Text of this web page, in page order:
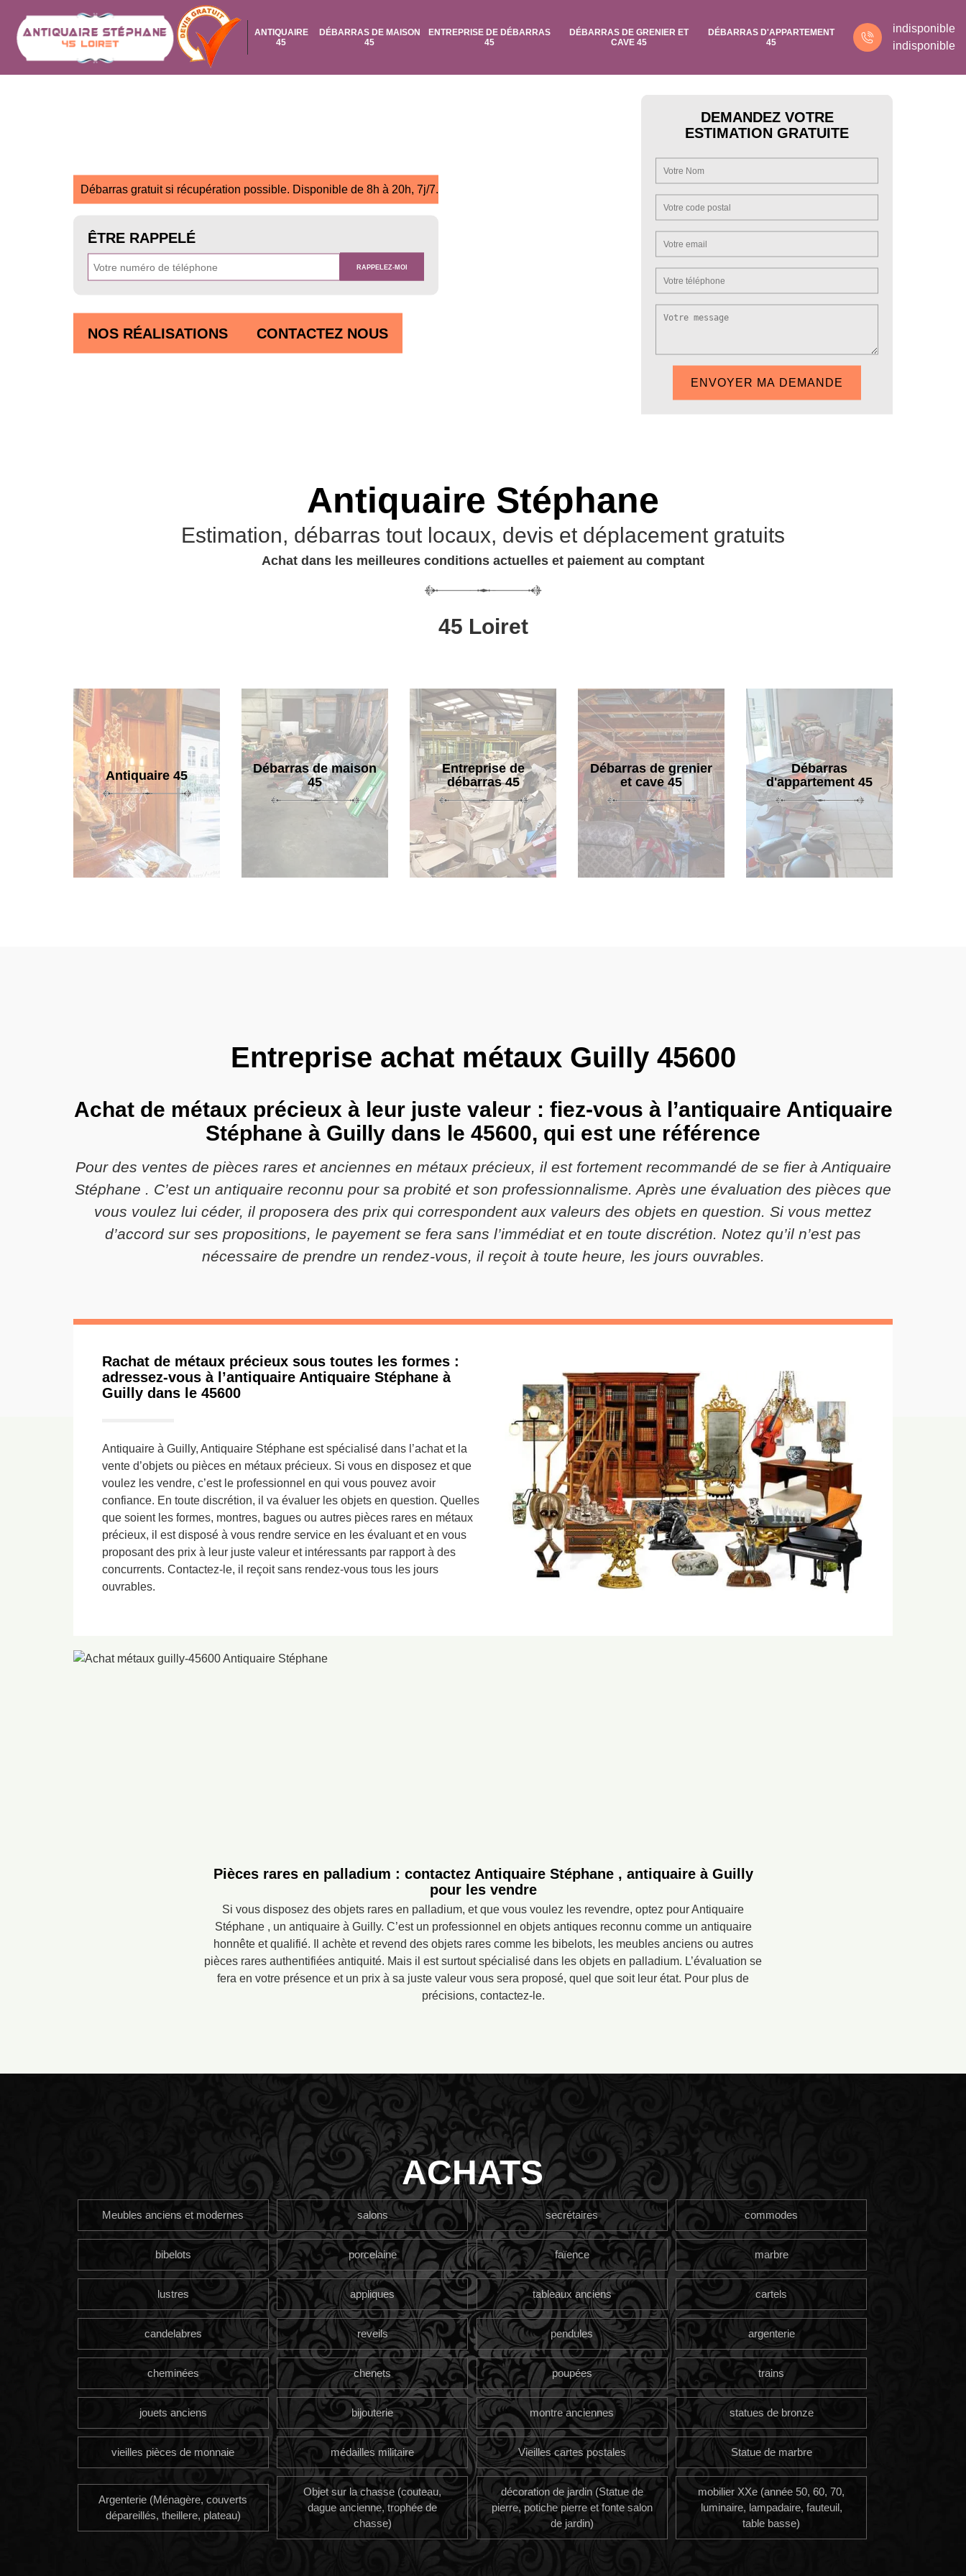
ANTIQUAIRE
45
DÉBARRAS DE MAISON
45
ENTREPRISE DE DÉBARRAS
45
DÉBARRAS DE GRENIER ET
CAVE 45
DÉBARRAS D'APPARTEMENT
45
indisponible
indisponible
Débarras gratuit si récupération possible. Disponible de 8h à 20h, 7j/7.
ÊTRE RAPPELÉ
NOS RÉALISATIONS CONTACTEZ NOUS
DEMANDEZ VOTRE
ESTIMATION GRATUITE
Antiquaire Stéphane
Estimation, débarras tout locaux, devis et déplacement gratuits
Achat dans les meilleures conditions actuelles et paiement au comptant
45 Loiret
Antiquaire 45
Débarras de maison
45
Entreprise de
débarras 45
Débarras de grenier
et cave 45
Débarras
d'appartement 45
Entreprise achat métaux Guilly 45600
Achat de métaux précieux à leur juste valeur : fiez-vous à l’antiquaire Antiquaire
Stéphane à Guilly dans le 45600, qui est une référence
Pour des ventes de pièces rares et anciennes en métaux précieux, il est fortement recommandé de se fier à Antiquaire
Stéphane . C’est un antiquaire reconnu pour sa probité et son professionnalisme. Après une évaluation des pièces que
vous voulez lui céder, il proposera des prix qui correspondent aux valeurs des objets en question. Si vous mettez
d’accord sur ses propositions, le payement se fera sans l’immédiat et en toute discrétion. Notez qu’il n’est pas
nécessaire de prendre un rendez-vous, il reçoit à toute heure, les jours ouvrables.
Rachat de métaux précieux sous toutes les formes :
adressez-vous à l’antiquaire Antiquaire Stéphane à
Guilly dans le 45600
Antiquaire à Guilly, Antiquaire Stéphane est spécialisé dans l’achat et la
vente d’objets ou pièces en métaux précieux. Si vous en disposez et que
voulez les vendre, c’est le professionnel en qui vous pouvez avoir
confiance. En toute discrétion, il va évaluer les objets en question. Quelles
que soient les formes, montres, bagues ou autres pièces rares en métaux
précieux, il est disposé à vous rendre service en les évaluant et en vous
proposant des prix à leur juste valeur et intéressants par rapport à des
concurrents. Contactez-le, il reçoit sans rendez-vous tous les jours
ouvrables.
Pièces rares en palladium : contactez Antiquaire Stéphane , antiquaire à Guilly
pour les vendre
Si vous disposez des objets rares en palladium, et que vous voulez les revendre, optez pour Antiquaire
Stéphane , un antiquaire à Guilly. C’est un professionnel en objets antiques reconnu comme un antiquaire
honnête et qualifié. Il achète et revend des objets rares comme les bibelots, les meubles anciens ou autres
pièces rares authentifiées antiquité. Mais il est surtout spécialisé dans les objets en palladium. L’évaluation se
fera en votre présence et un prix à sa juste valeur vous sera proposé, quel que soit leur état. Pour plus de
précisions, contactez-le.
ACHATS
Meubles anciens et modernes salons secrétaires commodes
bibelots porcelaine faïence marbre
lustres appliques tableaux anciens cartels
candelabres reveils pendules argenterie
cheminées chenets poupées trains
jouets anciens bijouterie montre anciennes statues de bronze
vieilles pièces de monnaie médailles militaire Vieilles cartes postales Statue de marbre
Argenterie (Ménagère, couverts
dépareillés, theillere, plateau)
Objet sur la chasse (couteau,
dague ancienne, trophée de
chasse)
décoration de jardin (Statue de
pierre, potiche pierre et fonte salon
de jardin)
mobilier XXe (année 50, 60, 70,
luminaire, lampadaire, fauteuil,
table basse)